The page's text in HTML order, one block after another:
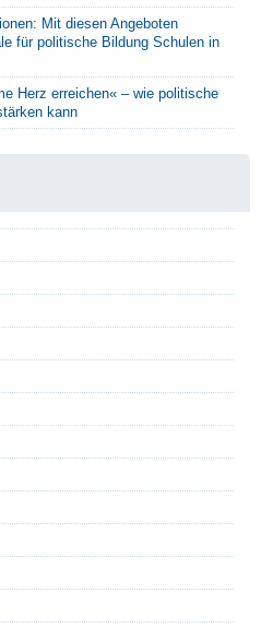
Mit diesen Angeboten
für politische Bildung Schulen in
Herz erreichen« – wie politische
kann